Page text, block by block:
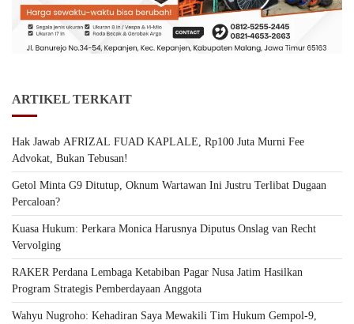
ARTIKEL TERKAIT
Hak Jawab AFRIZAL FUAD KAPLALE, Rp100 Juta Murni Fee
Advokat, Bukan Tebusan!
Getol Minta G9 Ditutup, Oknum Wartawan Ini Justru Terlibat Dugaan
Percaloan?
Kuasa Hukum: Perkara Monica Harusnya Diputus Onslag van Recht
Vervolging
RAKER Perdana Lembaga Ketabiban Pagar Nusa Jatim Hasilkan
Program Strategis Pemberdayaan Anggota
Wahyu Nugroho: Kehadiran Saya Mewakili Tim Hukum Gempol-9,